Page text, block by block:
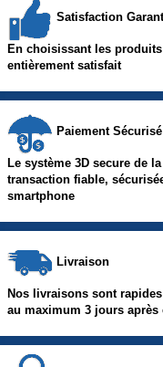
Satisfaction
En choisissant les
entièrement satisfait
Paiement Sécurisé
Le système 3D secure de
transaction fiable,
smartphone
Livraison
Nos livraisons sont
au maximum 3 jours après